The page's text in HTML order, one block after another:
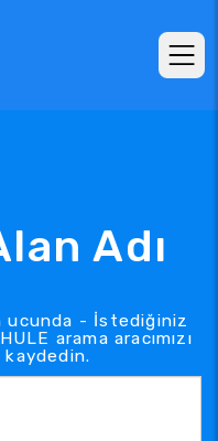
Adı
ucunda - İstediğiniz
arama aracımızı
kaydedin.